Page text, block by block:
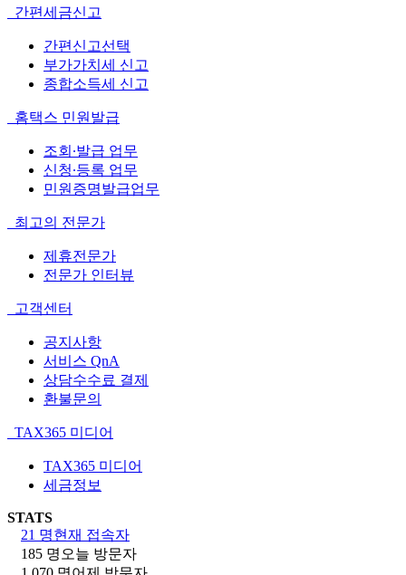
간편세금신고
간편신고선택
부가가치세 신고
종합소득세 신고
홈택스 민원발급
조회∙발급 업무
신청∙등록 업무
민원증명발급업무
최고의 전문가
제휴전문가
전문가 인터뷰
고객센터
공지사항
서비스 QnA
상담수수료 결제
환불문의
TAX365 미디어
TAX365 미디어
세금정보
STATS
21 명현재 접속자
185 명 오늘 방문자